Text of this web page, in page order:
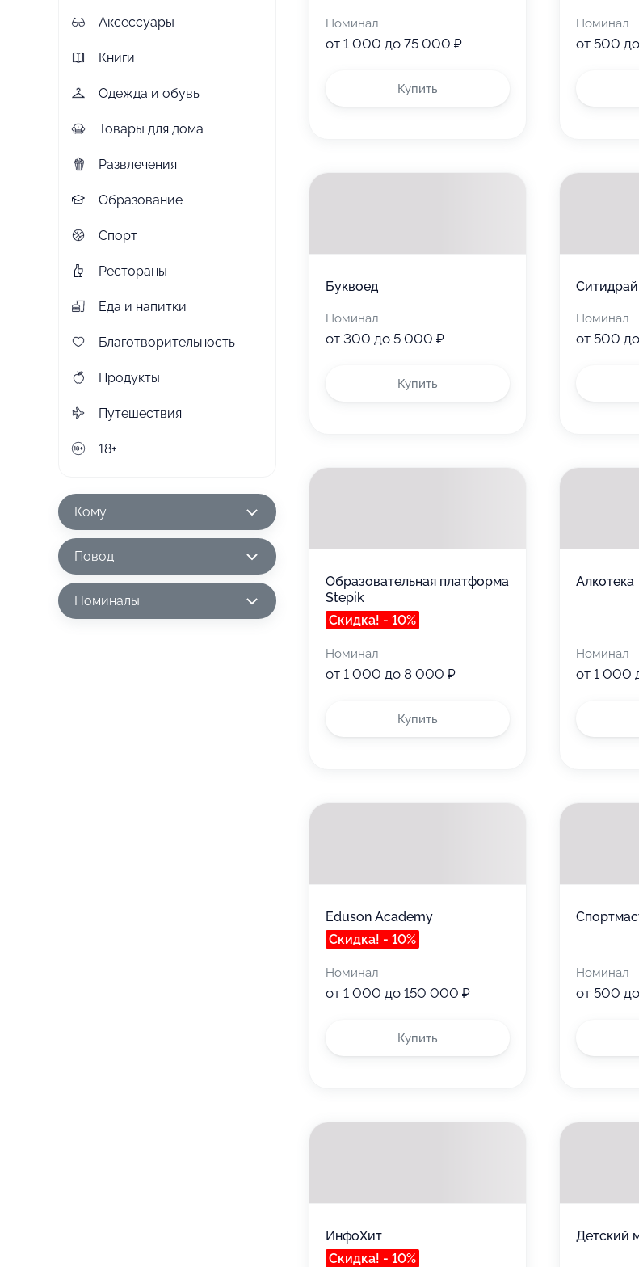
Аксессуары
Книги
Одежда и обувь
Товары для дома
Развлечения
Образование
Спорт
Рестораны
Еда и напитки
Благотворительность
Продукты
Путешествия
18+
Кому
Повод
Номиналы
Номинал
от 1 000 до 75 000 ₽
Купить
Номинал
от 500
Буквоед
Номинал
от 300 до 5 000 ₽
Купить
Номинал
от 500
Образовательная платформа
Stepik
Скидка! - 10%
Номинал
от 1 000 до 8 000 ₽
Купить
Алкотека
Номинал
от 1 000
Eduson Academy
Скидка! - 10%
Номинал
от 1 000 до 150 000 ₽
Купить
Номинал
от 500
ИнфоХит
Скидка! - 10%
Детский